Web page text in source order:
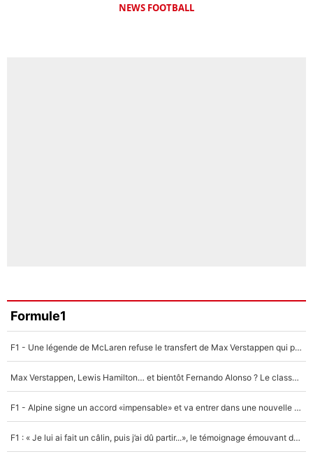
NEWS FOOTBALL
Formule1
F1 - Une légende de McLaren refuse le transfert de Max Verstappen qui pourrait «faire des vagues» et plomber l'ambiance dans l'équipe
Max Verstappen, Lewis Hamilton… et bientôt Fernando Alonso ? Le classement des pilotes les mieux payés en Formule 1 risque de changer !
F1 - Alpine signe un accord «impensable» et va entrer dans une nouvelle dimension : Grande nouvelle pour Pierre Gasly !
F1 : « Je lui ai fait un câlin, puis j’ai dû partir...», le témoignage émouvant de Max Verstappen sur sa fille